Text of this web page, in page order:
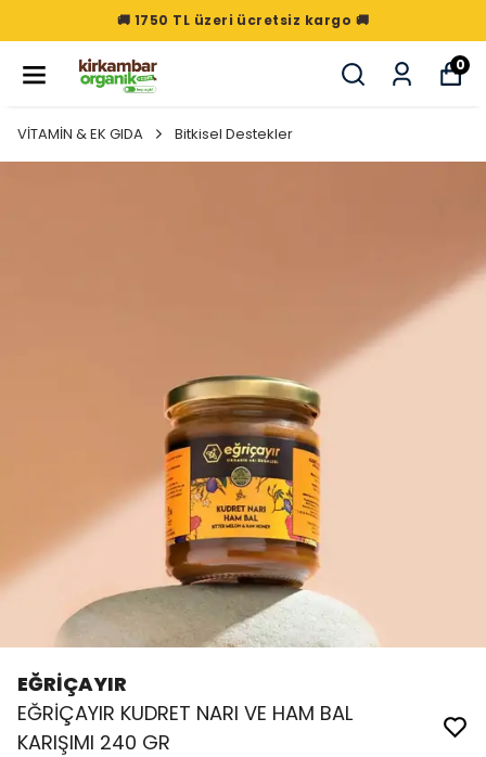
🚚 1750 TL üzeri ücretsiz kargo 🚚
0
VİTAMİN & EK GIDA Bitkisel Destekler
EĞRİÇAYIR
EĞRİÇAYIR KUDRET NARI VE HAM BAL
KARIŞIMI 240 GR